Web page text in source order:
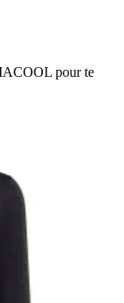
pour te